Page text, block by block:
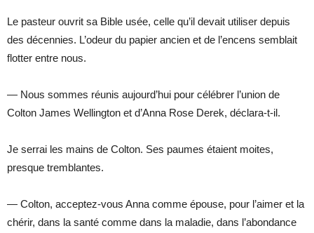
Le pasteur ouvrit sa Bible usée, celle qu’il devait utiliser depuis
des décennies. L’odeur du papier ancien et de l’encens semblait
flotter entre nous.
— Nous sommes réunis aujourd’hui pour célébrer l’union de
Colton James Wellington et d’Anna Rose Derek, déclara-t-il.
Je serrai les mains de Colton. Ses paumes étaient moites,
presque tremblantes.
— Colton, acceptez-vous Anna comme épouse, pour l’aimer et la
chérir, dans la santé comme dans la maladie, dans l’abondance